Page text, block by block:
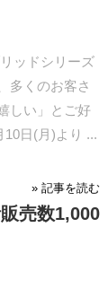
ッドシリーズ
多くのお客さ
しい」とご好
日(月)より ...
» 記事を読む
売数1,000